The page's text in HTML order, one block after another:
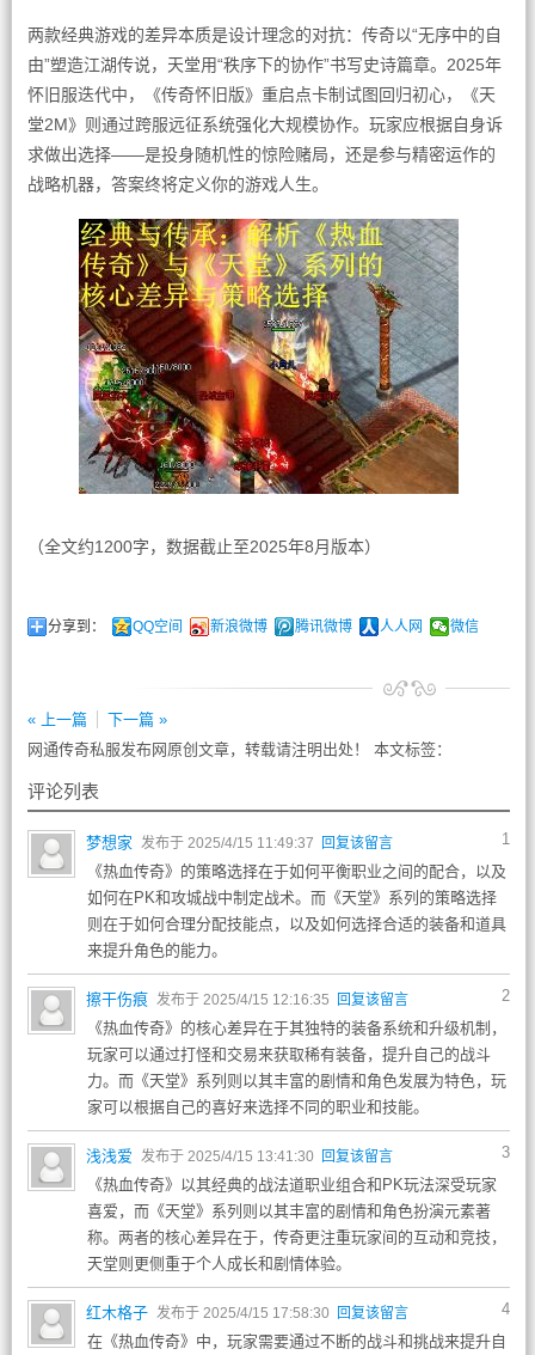
两款经典游戏的差异本质是设计理念的对抗：传奇以“无序中的自
由”塑造江湖传说，天堂用“秩序下的协作”书写史诗篇章。2025年
怀旧服迭代中，《传奇怀旧版》重启点卡制试图回归初心，《天
堂2M》则通过跨服远征系统强化大规模协作。玩家应根据自身诉
求做出选择——是投身随机性的惊险赌局，还是参与精密运作的
战略机器，答案终将定义你的游戏人生。
（全文约1200字，数据截止至2025年8月版本）
分享到： QQ空间 新浪微博 腾讯微博 人人网 微信
« 上一篇
下一篇 »
网通传奇私服发布网原创文章，转载请注明出处！ 本文标签：
评论列表
1
梦想家 发布于 2025/4/15 11:49:37 回复该留言
《热血传奇》的策略选择在于如何平衡职业之间的配合，以及
如何在PK和攻城战中制定战术。而《天堂》系列的策略选择
则在于如何合理分配技能点，以及如何选择合适的装备和道具
来提升角色的能力。
2
擦干伤痕 发布于 2025/4/15 12:16:35 回复该留言
《热血传奇》的核心差异在于其独特的装备系统和升级机制，
玩家可以通过打怪和交易来获取稀有装备，提升自己的战斗
力。而《天堂》系列则以其丰富的剧情和角色发展为特色，玩
家可以根据自己的喜好来选择不同的职业和技能。
3
浅浅爱 发布于 2025/4/15 13:41:30 回复该留言
《热血传奇》以其经典的战法道职业组合和PK玩法深受玩家
喜爱，而《天堂》系列则以其丰富的剧情和角色扮演元素著
称。两者的核心差异在于，传奇更注重玩家间的互动和竞技，
天堂则更侧重于个人成长和剧情体验。
4
红木格子 发布于 2025/4/15 17:58:30 回复该留言
在《热血传奇》中，玩家需要通过不断的战斗和挑战来提升自